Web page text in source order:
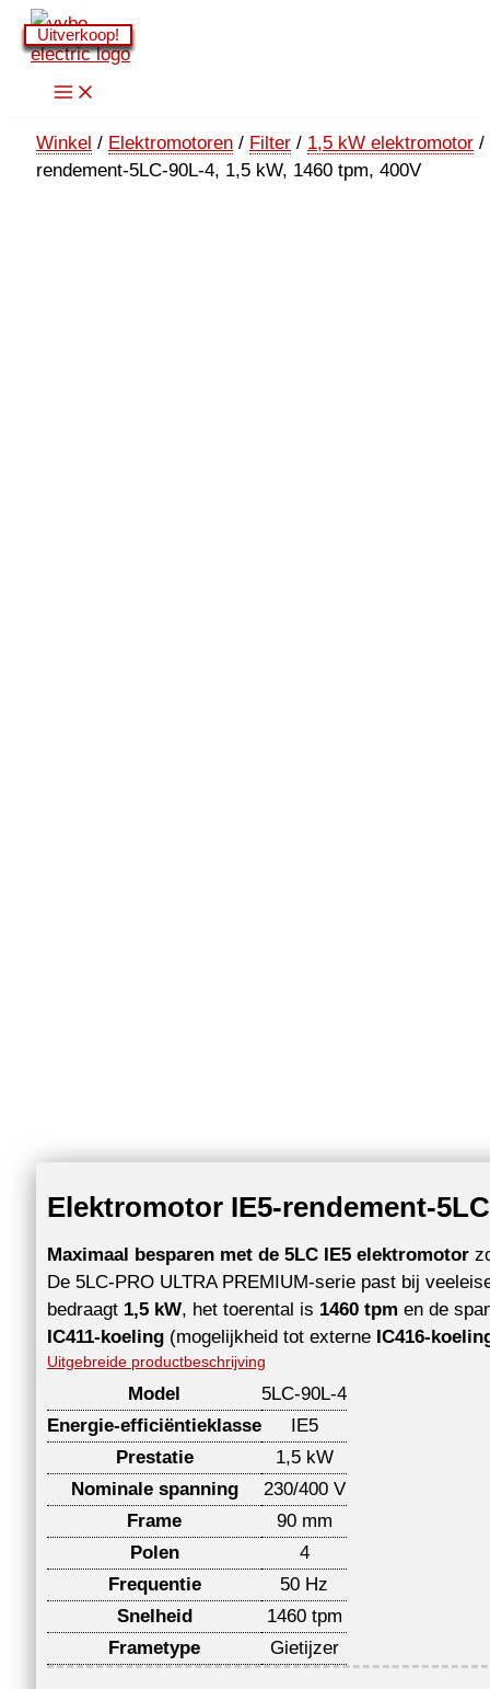
Ga
naar
Winkel / Elektromotoren / Filter / 1,5 kW elektromotor /
rendement-5LC-90L-4, 1,5 kW, 1460 tpm, 400V
Elektromotor IE5-rendement-
Maximaal besparen met de 5LC IE5 elektromotor
De 5LC-PRO ULTRA PREMIUM-serie past bij
bedraagt 1,5 kW, het toerental is 1460 tpm en de
IC411-koeling (mogelijkheid tot externe IC416-
Uitgebreide productbeschrijving
Model
5LC-90L-4
Energie-efficiëntieklasse
IE5
Prestatie
1,5 kW
Nominale spanning
230/400 V
Frame
90 mm
Polen
4
Frequentie
50 Hz
Snelheid
1460 tpm
Frametype
Gietijzer
Uitverkoop!
Uitverkoop!
Uitverkoop!
Uitverkoop!
Uitverkoop!
Uitverkoop!
Uitverkoop!
Uitverkoop!